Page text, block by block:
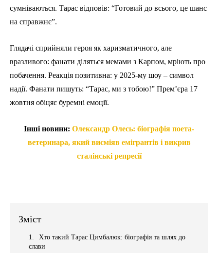
сумніваються. Тарас відповів: “Готовий до всього, це шанс
на справжнє”.
Глядачі сприйняли героя як харизматичного, але
вразливого: фанати діляться мемами з Карпом, мріють про
побачення. Реакція позитивна: у 2025-му шоу – символ
надії. Фанати пишуть: “Тарас, ми з тобою!” Прем’єра 17
жовтня обіцяє буремні емоції.
Інші новини: Олександр Олесь: біографія поета-
ветеринара, який висміяв емігрантів і викрив
сталінські репресії
Зміст
Хто такий Тарас Цимбалюк: біографія та шлях до
слави